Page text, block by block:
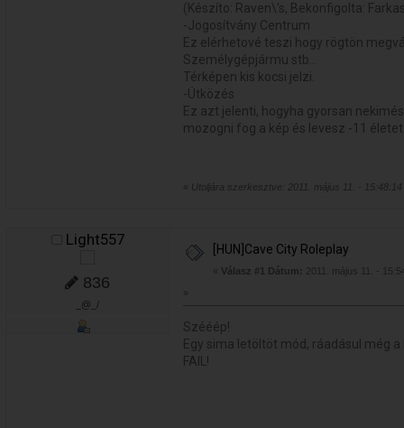
(Készíto: Raven\'s, Bekonfigolta:
-Jogosítvány Centrum
Ez elérhetové teszi hogy rögtön
Személygépjármu stb...
Térképen kis kocsi jelzi.
-Ütközés
Ez azt jelenti, hogyha gyorsan
mozogni fog a kép és levesz -11
« Utoljára szerkesztve: 2011. május 11. -
Light557
836
_@_/
[HUN]Cave City Roleplay
« Válasz #1 Dátum: 2011. május 11. -
»
Szééép!
Egy sima letöltöt mód, ráadásul még
FAIL!